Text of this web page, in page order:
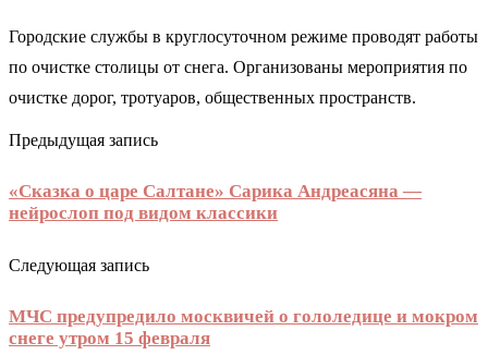
Городские службы в круглосуточном режиме проводят работы
по очистке столицы от снега. Организованы мероприятия по
очистке дорог, тротуаров, общественных пространств.
Предыдущая запись
«Сказка о царе Салтане» Сарика Андреасяна —
нейрослоп под видом классики
Следующая запись
МЧС предупредило москвичей о гололедице и мокром
снеге утром 15 февраля